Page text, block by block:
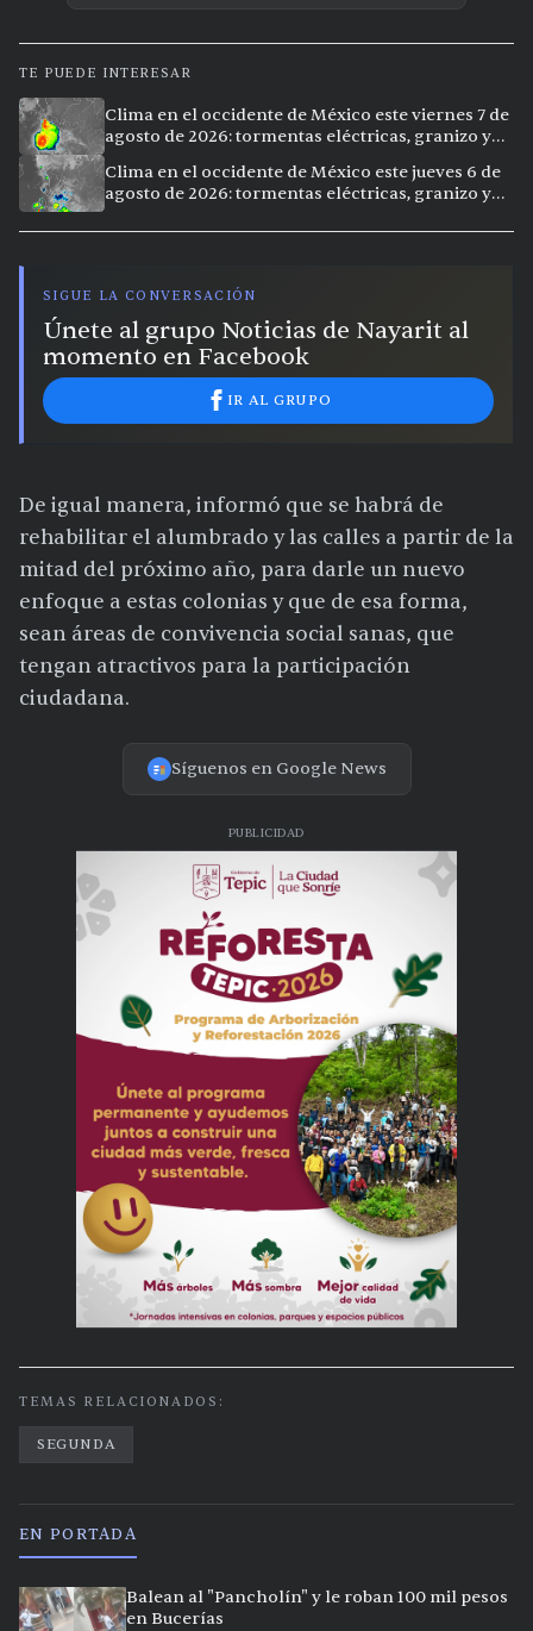
TE PUEDE INTERESAR
Clima en el occidente de México este viernes 7 de
agosto de 2026: tormentas eléctricas, granizo y
Clima en el occidente de México este jueves 6 de
agosto de 2026: tormentas eléctricas, granizo y
SIGUE LA CONVERSACIÓN
Únete al grupo Noticias de Nayarit al
momento en Facebook
IR AL GRUPO
De igual manera, informó que se habrá de
rehabilitar el alumbrado y las calles a partir de la
mitad del próximo año, para darle un nuevo
enfoque a estas colonias y que de esa forma,
sean áreas de convivencia social sanas, que
tengan atractivos para la participación
ciudadana.
Síguenos en Google News
PUBLICIDAD
TEMAS RELACIONADOS:
SEGUNDA
EN PORTADA
Balean al "Pancholín" y le roban 100 mil pesos
en Bucerías